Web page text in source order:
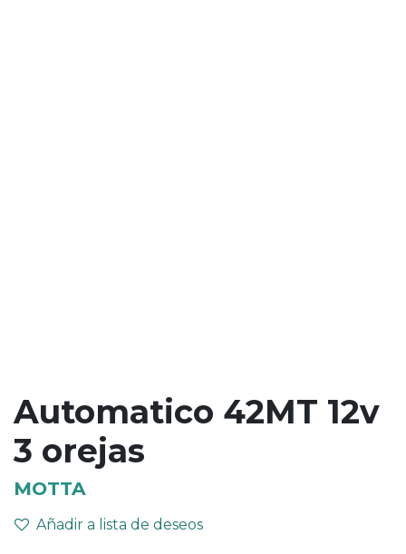
Automatico 42MT 12v
3 orejas
MOTTA
Añadir a lista de deseos